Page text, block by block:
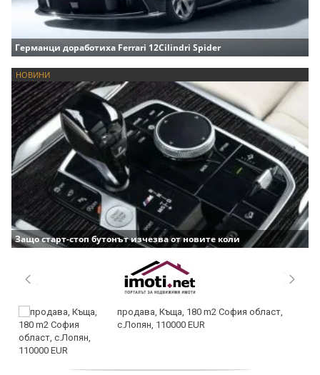
Германци доработиха Ferrari 12Cilindri Spider
НОВИНИ
Защо старт-стоп бутонът изчезва от новите коли
продава, Къща, 180 m2 София област,
с.Лопян, 110000 EUR